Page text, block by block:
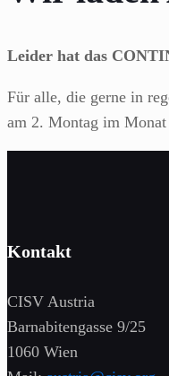
Leider hat das
Für alle, die gerne in
am 2. Montag im
Kontakt
CISV Austria
Barnabitengasse 9/25
1060 Wien